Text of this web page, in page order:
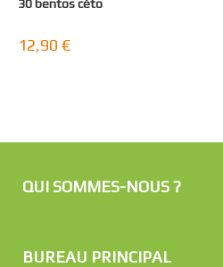
30 bentos céto
12,90 €
QUI SOMMES-NOUS ?
BUREAU PRINCIPAL